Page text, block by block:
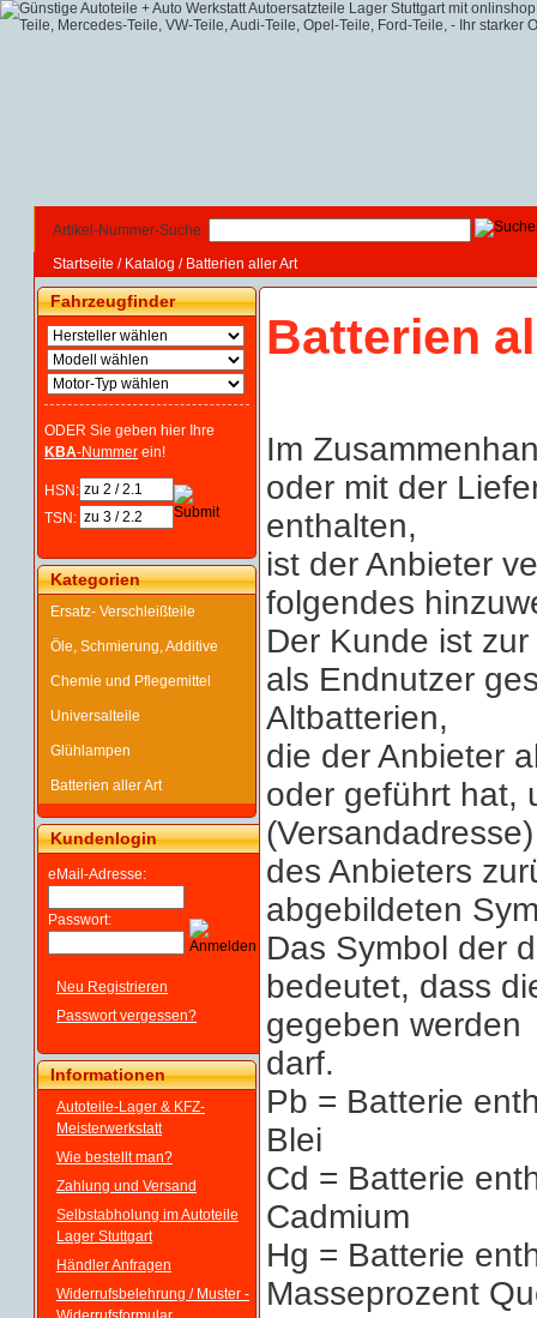
Artikel-Nummer-Suche:
Startseite / Katalog / Batterien aller Art
Fahrzeugfinder
ODER Sie geben hier Ihre
KBA-Nummer ein!
HSN:
TSN:
Kategorien
Ersatz- Verschleißteile
Öle, Schmierung, Additive
Chemie und Pflegemittel
Universalteile
Glühlampen
Batterien aller Art
Kundenlogin
eMail-Adresse:
Passwort:
Neu Registrieren
Passwort vergessen?
Informationen
Autoteile-Lager & KFZ-
Meisterwerkstatt
Wie bestellt man?
Zahlung und Versand
Selbstabholung im Autoteile
Lager Stuttgart
Händler Anfragen
Widerrufsbelehrung / Muster -
Batterien
Im
oder mit der
enthalten,
ist der Anbieter
folgendes
Der Kunde ist
als Endnutzer
Altbatterien,
die der Anbieter
oder geführt hat,
(Versandadresse)
des Anbieters
abgebildeten
Das Symbol der
bedeutet, dass
gegeben werden
darf.
Pb = Batterie
Blei
Cd = Batterie
Cadmium
Hg = Batterie
Masseprozent